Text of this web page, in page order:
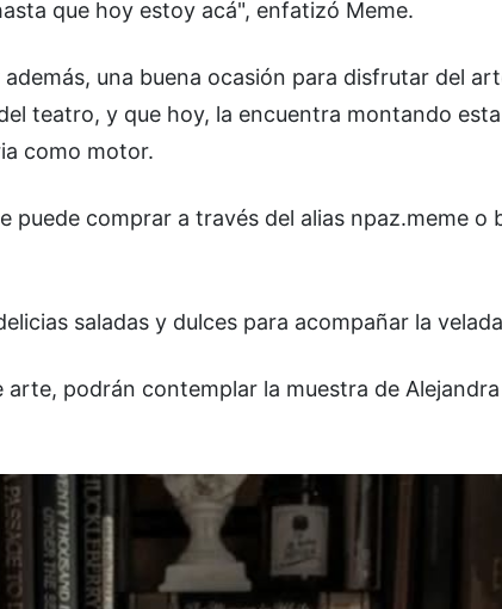
que hoy estoy acá", enfatizó Meme.
una buena ocasión para disfrutar del
teatro, y que hoy, la encuentra montando
como motor.
puede comprar a través del alias npaz.meme
saladas y dulces para acompañar la
arte, podrán contemplar la muestra de